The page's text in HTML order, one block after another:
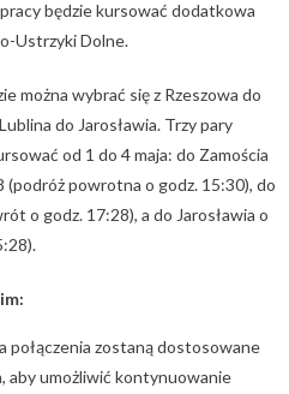
będzie kursować dodatkowa
Ustrzyki Dolne.
można wybrać się z Rzeszowa do
do Jarosławia. Trzy pary
od 1 do 4 maja: do Zamościa
(podróż powrotna o godz. 15:30), do
o godz. 17:28), a do Jarosławia o
połączenia zostaną dostosowane
aby umożliwić kontynuowanie